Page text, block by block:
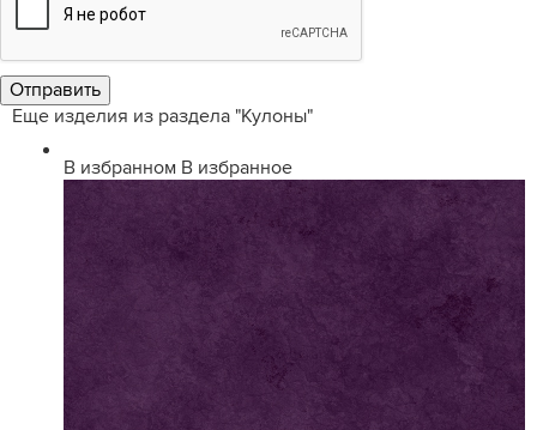
Еще изделия из раздела "Кулоны"
В избранном В избранное